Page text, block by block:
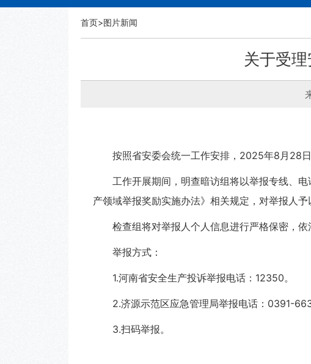
首页>图片新闻
关于受
按照省安委会统一工作安排， 2025年8月28
工作开展期间，明查暗访组将以举报专线、
产领域举报奖励实施办法》相关规定，对举报人
检查组将对举报人个人信息进行严格保密，依
举报方式：
1.河南省安全生产投诉举报电话：12350。
2.济源示范区应急管理局举报电话： 0391-
3.扫码举报。